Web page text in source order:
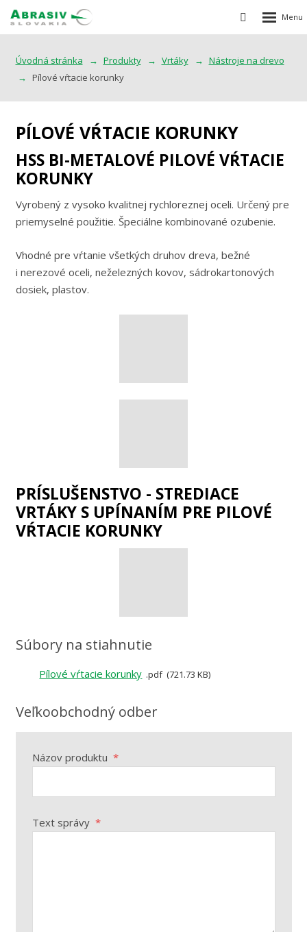
Vyhledávání
Rozbalení
menu
Úvodná stránka Produkty Vrtáky
Nástroje na drevo
Pílové vŕtacie korunky
PÍLOVÉ VŔTACIE KORUNKY
HSS BI-METALOVÉ PILOVÉ VŔTACIE
KORUNKY
Vyrobený z vysoko kvalitnej rychloreznej oceli. Určený pre
priemyselné použitie. Špeciálne kombinované ozubenie.
Vhodné pre vŕtanie všetkých druhov dreva, bežné
i nerezové oceli, neželezných kovov, sádrokartonových
dosiek, plastov.
PRÍSLUŠENSTVO - STREDIACE
VRTÁKY S UPÍNANÍM PRE PILOVÉ
VŔTACIE KORUNKY
Súbory na stiahnutie
Pílové vŕtacie korunky pdf 721.73 KB
Veľkoobchodný odber
Názov produktu *
Text správy *